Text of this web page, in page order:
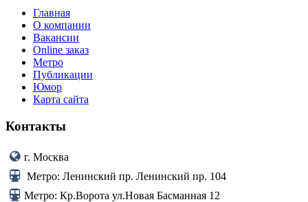
Главная
О компании
Вакансии
Online заказ
Метро
Публикации
Юмор
Карта сайта
Контакты
г. Москва
Метро: Ленинский пр. Ленинский пр. 104
Метро: Кр.Ворота ул.Новая Басманная 12